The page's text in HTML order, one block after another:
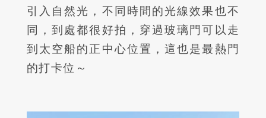
引入自然光，不同時間的光線效果也不
同，到處都很好拍，穿過玻璃門可以走
到太空船的正中心位置，這也是最熱門
的打卡位～